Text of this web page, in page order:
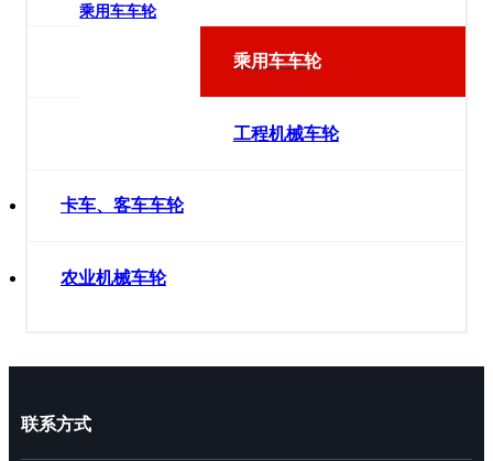
乘用车车轮
乘用车车轮
工程机械车轮
卡车、客车车轮
农业机械车轮
联系方式